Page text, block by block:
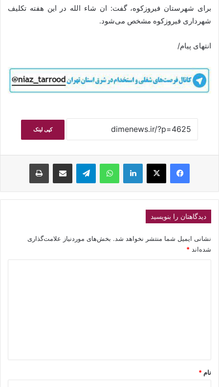
برای شهرستان فیروزکوه، گفت: ان شاء الله در این هفته تکلیف
شهرداری فیروزکوه مشخص می‌شود.
انتهای پیام/
کپی لینک
فیسبوکایکس لینکداین واتس آپ تلگرام اشتراک گذاری با ایمیل چاپ
دیدگاهتان را بنویسید
نشانی ایمیل شما منتشر نخواهد شد. بخش‌های موردنیاز علامت‌گذاری
شده‌اند *
نام *